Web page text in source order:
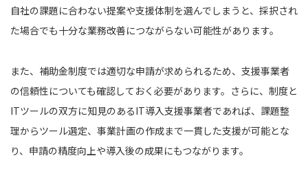
自社の課題に合わない提案や支援体制を選んでしまうと、採択され
た場合でも十分な業務改善につながらない可能性があります。
また、補助金制度では適切な申請が求められるため、支援事業者
の信頼性についても確認しておく必要があります。さらに、制度と
ITツールの双方に知見のあるIT導入支援事業者であれば、課題整
理からツール選定、事業計画の作成まで一貫した支援が可能とな
り、申請の精度向上や導入後の成果にもつながります。